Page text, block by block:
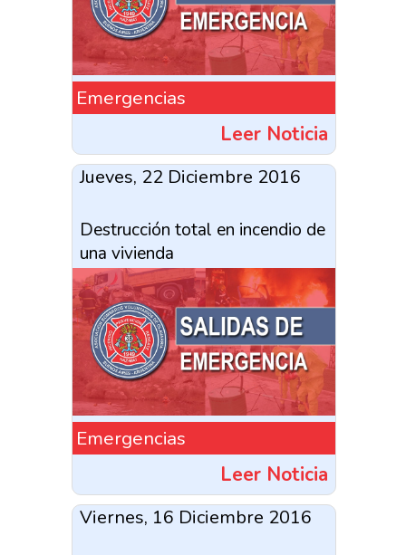
Emergencias
Leer Noticia
Jueves, 22 Diciembre 2016
Destrucción total en incendio de
una vivienda
Emergencias
Leer Noticia
Viernes, 16 Diciembre 2016